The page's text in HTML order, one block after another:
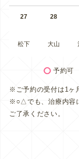
27
松下
28
大山
予約可
※ご予約の受付は1ヶ
※○△でも、治療内容
ご了承ください。